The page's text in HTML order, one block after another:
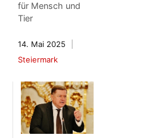
für Mensch und
Tier
14. Mai 2025
Steiermark